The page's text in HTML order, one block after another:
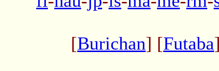
[Burichan] [Futaba